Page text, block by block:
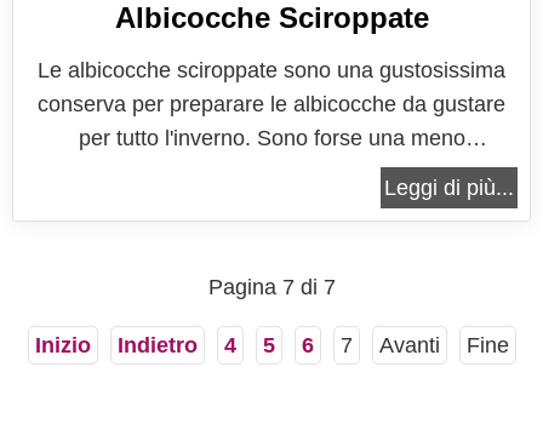
Albicocche Sciroppate
Le albicocche sciroppate sono una gustosissima
conserva per preparare le albicocche da gustare
per tutto l'inverno. Sono forse una meno
conosciuta e diffusa delle pesche sciroppate,
eppure sono egualmente buonissime e dolcissime.
semplici da preparare, vi basterà prendere...
Leggi di più...
Pagina 7 di 7
Inizio Indietro 4 5 6 7 Avanti Fine